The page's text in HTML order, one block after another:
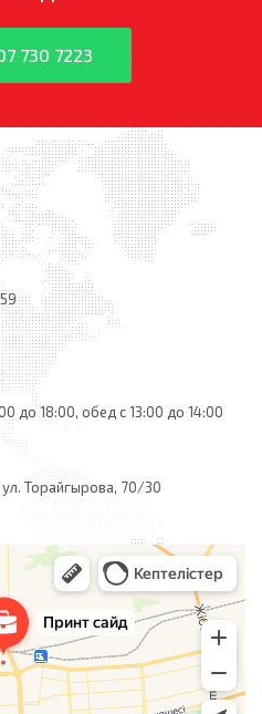
730 7223
до 18:00, обед c 13:00 до 14:00
Торайгырова, 70/30